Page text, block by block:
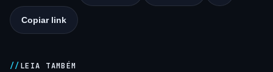
Copiar link
LEIA TAMBÉM